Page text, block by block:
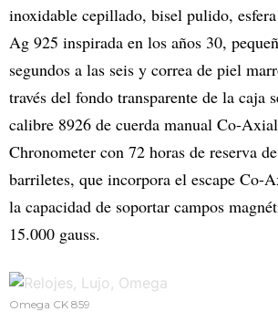
inoxidable cepillado, bisel pulido,
Ag 925 inspirada en los años 30,
segundos a las seis y correa de piel
través del fondo transparente de la caja
calibre 8926 de cuerda manual Co-
Chronometer con 72 horas de reserva
barriletes, que incorpora el escape Co-
la capacidad de soportar campos
15.000 gauss.
Omega CK 859